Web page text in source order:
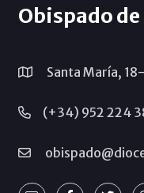
Obispado
Santa María,
(+34) 952 224